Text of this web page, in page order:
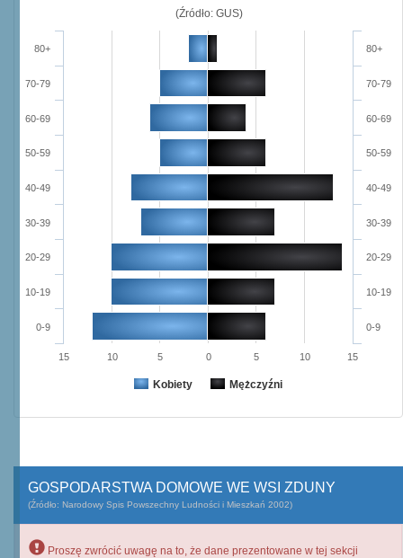
(Źródło: GUS)
Kobiety Mężczyźni
0-9
10-19
20-29
30-39
40-49
50-59
60-69
70-79
80+
0-9
10-19
20-29
30-39
40-49
50-59
60-69
70-79
80+
15 10 5 0 5 10 15
GOSPODARSTWA DOMOWE WE WSI ZDUNY
(Źródło: Narodowy Spis Powszechny Ludności i Mieszkań 2002)
Proszę zwrócić uwagę na to, że dane prezentowane w tej sekcji